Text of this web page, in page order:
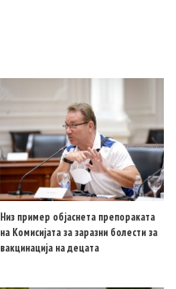
Низ пример објаснета препораката
на Комисијата за заразни болести за
вакцинација на децата